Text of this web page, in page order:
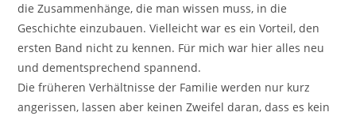
die Zusammenhänge, die man wissen muss, in die
Geschichte einzubauen. Vielleicht war es ein Vorteil, den
ersten Band nicht zu kennen. Für mich war hier alles neu
und dementsprechend spannend.
Die früheren Verhältnisse der Familie werden nur kurz
angerissen, lassen aber keinen Zweifel daran, dass es kein